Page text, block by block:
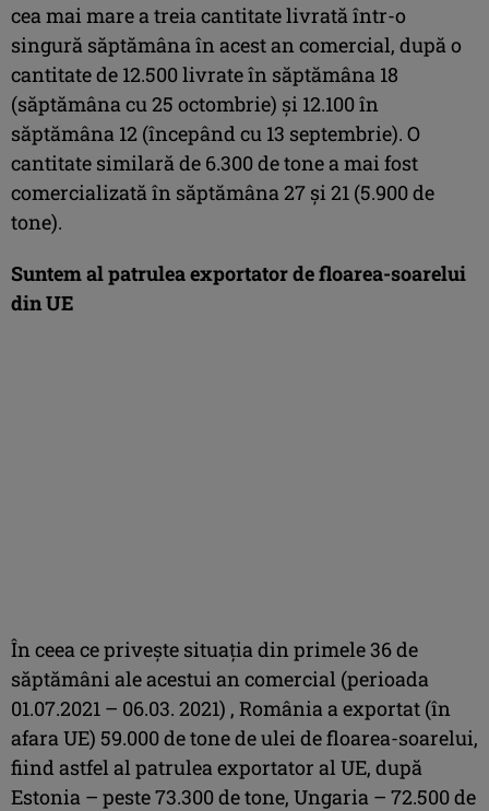
cea mai mare a treia cantitate livrată într-o
singură săptămâna în acest an comercial, după o
cantitate de 12.500 livrate în săptămâna 18
(săptămâna cu 25 octombrie) și 12.100 în
săptămâna 12 (începând cu 13 septembrie). O
cantitate similară de 6.300 de tone a mai fost
comercializată în săptămâna 27 și 21 (5.900 de
tone).
Suntem al patrulea exportator de floarea-soarelui
din UE
În ceea ce privește situația din primele 36 de
săptămâni ale acestui an comercial (perioada
01.07.2021 – 06.03. 2021) , România a exportat (în
afara UE) 59.000 de tone de ulei de floarea-soarelui,
fiind astfel al patrulea exportator al UE, după
Estonia – peste 73.300 de tone, Ungaria – 72.500 de